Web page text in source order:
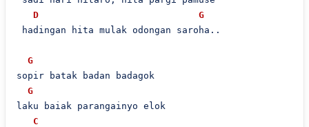
D
G
hadingan hita mulak odongan saroha..
G
sopir batak badan badagok
G
laku baiak parangainyo elok
C